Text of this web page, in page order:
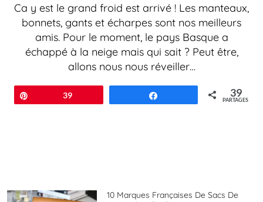
Ca y est le grand froid est arrivé ! Les manteaux,
bonnets, gants et écharpes sont nos meilleurs
amis. Pour le moment, le pays Basque a
échappé à la neige mais qui sait ? Peut être,
allons nous nous réveiller…
39 39
PARTAGES
10 Marques Françaises De Sacs De